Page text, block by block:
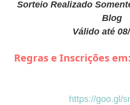
Sorteio Realizado
Blog
Válido até
Regras e Inscrições em:
https://goo.gl/